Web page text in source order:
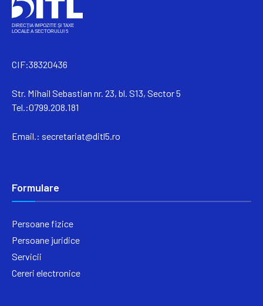
CIF:38320436
Str. Mihail Sebastian nr. 23, bl. S13, Sector 5
Tel.:0799.208.181
Email.: secretariat@ditl5.ro
Formulare
Persoane fizice
Persoane juridice
Servicii
Cereri electronice